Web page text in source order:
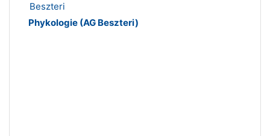
Beszteri
Phykologie (AG Beszteri)